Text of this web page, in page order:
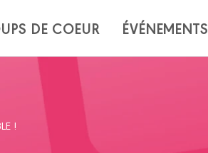
DE COEUR ÉVÉNEMENTS
!